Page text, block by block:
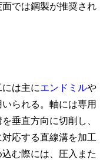
では鋼製が推奨され
は主にエンドミルや
られる。軸には専用
垂直方向に切削し、
対応する直線溝を加工
込む際には、圧入また